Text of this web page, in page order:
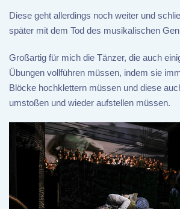
Diese geht allerdings noch weiter und
später mit dem Tod des musikalischen
Großartig für mich die Tänzer, die auch
Übungen vollführen müssen, indem sie
Blöcke hochklettern müssen und diese
umstoßen und wieder aufstellen müssen.